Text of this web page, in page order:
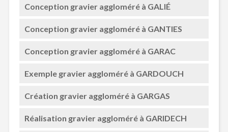
Conception gravier aggloméré à GALIÉ
Conception gravier aggloméré à GANTIES
Conception gravier aggloméré à GARAC
Exemple gravier aggloméré à GARDOUCH
Création gravier aggloméré à GARGAS
Réalisation gravier aggloméré à GARIDECH